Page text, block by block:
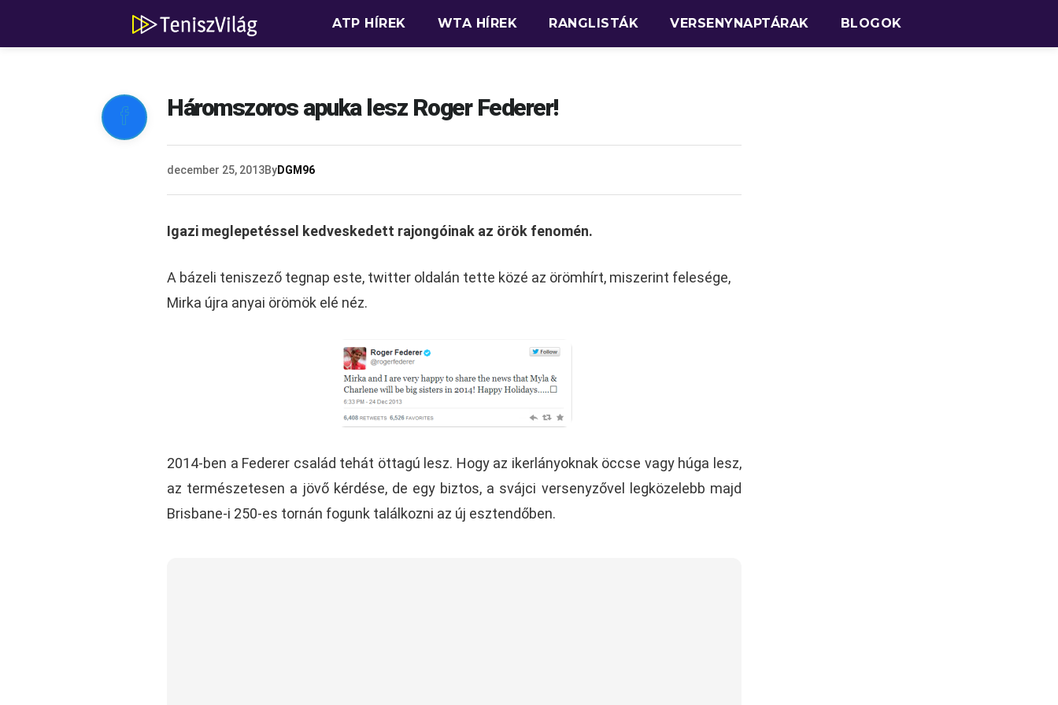
ATP HÍREK WTA HÍREK RANGLISTÁK VERSENYNAPTÁRAK BLOGOK
 Háromszoros apuka lesz Roger Federer!
december 25, 2013ByDGM96
Igazi meglepetéssel kedveskedett rajongóinak az örök fenomén.
A bázeli teniszező tegnap este, twitter oldalán tette közé az örömhírt, miszerint felesége,
Mirka újra anyai örömök elé néz.
2014-ben a Federer család tehát öttagú lesz. Hogy az ikerlányoknak öccse vagy húga lesz,
az természetesen a jövő kérdése, de egy biztos, a svájci versenyzővel legközelebb majd
Brisbane-i 250-es tornán fogunk találkozni az új esztendőben.